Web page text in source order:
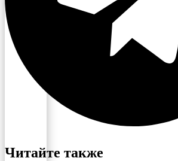
Читайте также